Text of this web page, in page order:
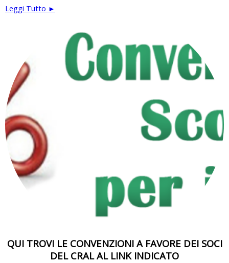
Leggi Tutto ►
QUI TROVI LE CONVENZIONI A FAVORE DEI SOCI
DEL CRAL AL LINK INDICATO